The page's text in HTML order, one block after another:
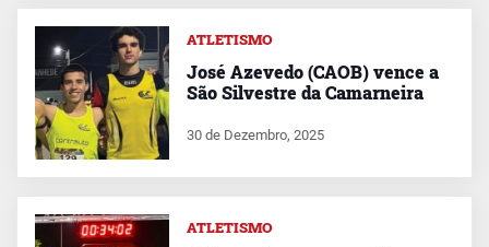
ATLETISMO
José Azevedo (CAOB) vence a
São Silvestre da Camarneira
30 de Dezembro, 2025
ATLETISMO